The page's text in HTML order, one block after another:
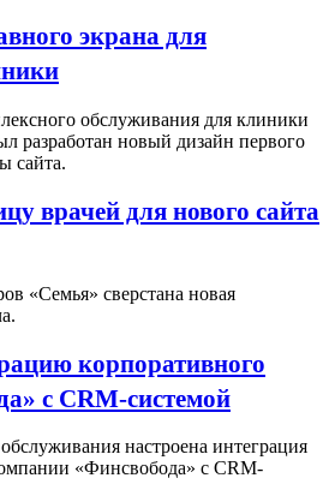
экрана для
обслуживания для клиники
разработан новый дизайн первого
сайта.
врачей для нового сайта
«Семья» сверстана новая
корпоративного
с CRM-системой
настроена интеграция
«Финсвобода» с CRM-